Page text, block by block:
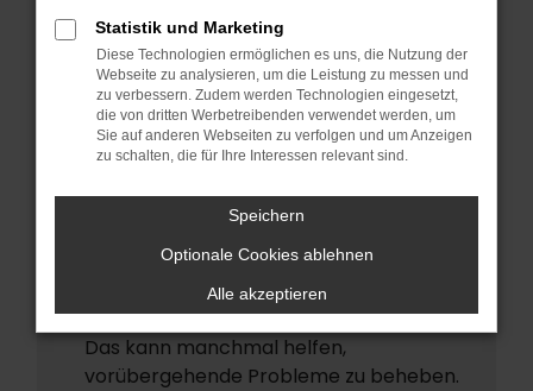
Überprüfe deine Firewall und deine
Internetverbindung.
Laden andere Webseiten, zum Beispiel
deine Suchmaschine?
Prüfe deine Browsererweiterungen.
Manche Erweiterungen, wie
Werbeblocker, können das Laden
bestimmter Seiten verhindern.
Funktioniert die Seite in einem anderen
Browser oder in einem privaten Fenster?
Starte dein Gerät neu.
Das kann manchmal helfen,
vorübergehende Probleme zu beheben.
Statistik und Marketing
Diese Technologien ermöglichen es uns, die Nutzung der
Webseite zu analysieren, um die Leistung zu messen und
zu verbessern. Zudem werden Technologien eingesetzt,
die von dritten Werbetreibenden verwendet werden, um
Sie auf anderen Webseiten zu verfolgen und um Anzeigen
zu schalten, die für Ihre Interessen relevant sind.
Speichern
Optionale Cookies ablehnen
Alle akzeptieren